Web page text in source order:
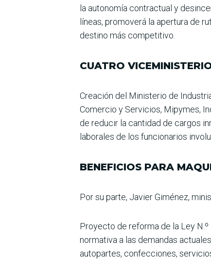
la autonomía contrac­tual y
líneas, promoverá la aper­tura de
destino más competitivo.
CUATRO
Creación del Ministerio de
Comercio y Servicios, Mipymes,
de reducir la cantidad de cargos
laborales de los fun­cionarios
BENEFICIOS PARA
Por su parte, Javier Gimé­nez,
Proyecto de reforma de la Ley
normativa a las demandas
autopartes, confeccio­nes,